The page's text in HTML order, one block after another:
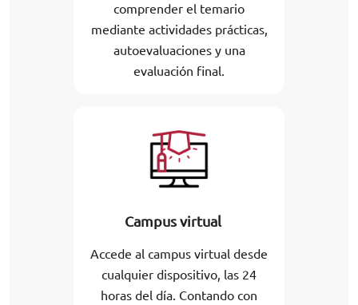
comprender el temario
mediante actividades prácticas,
autoevaluaciones y una
evaluación final.
Campus virtual
Accede al campus virtual desde
cualquier dispositivo, las 24
horas del día. Contando con